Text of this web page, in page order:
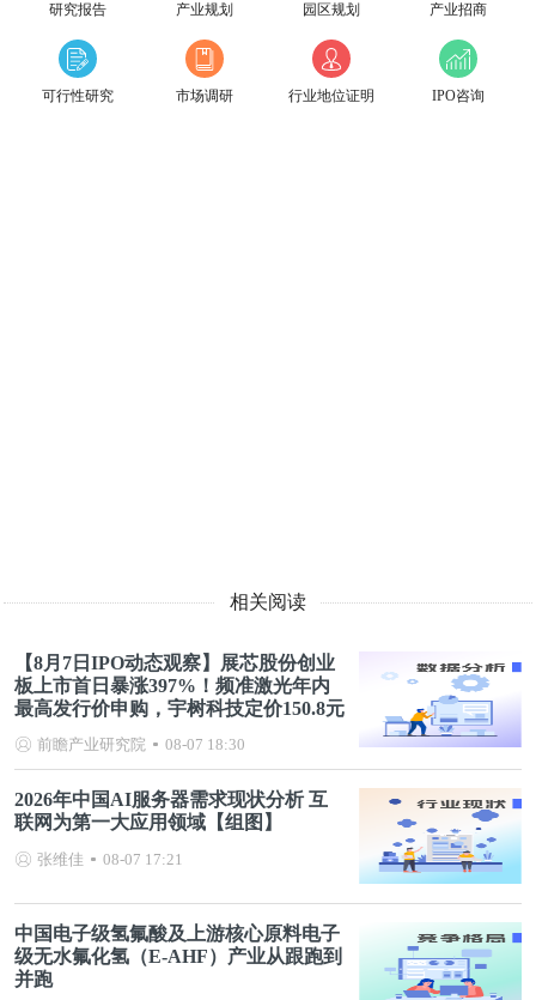
研究报告 产业规划 园区规划 产业招商
可行性研究 市场调研 行业地位证明 IPO咨询
相关阅读
【8月7日IPO动态观察】展芯股份创业
板上市首日暴涨397%！频准激光年内
最高发行价申购，宇树科技定价150.8元
前瞻产业研究院 08-07 18:30
2026年中国AI服务器需求现状分析 互
联网为第一大应用领域【组图】
张维佳 08-07 17:21
中国电子级氢氟酸及上游核心原料电子
级无水氟化氢（E-AHF）产业从跟跑到
并跑